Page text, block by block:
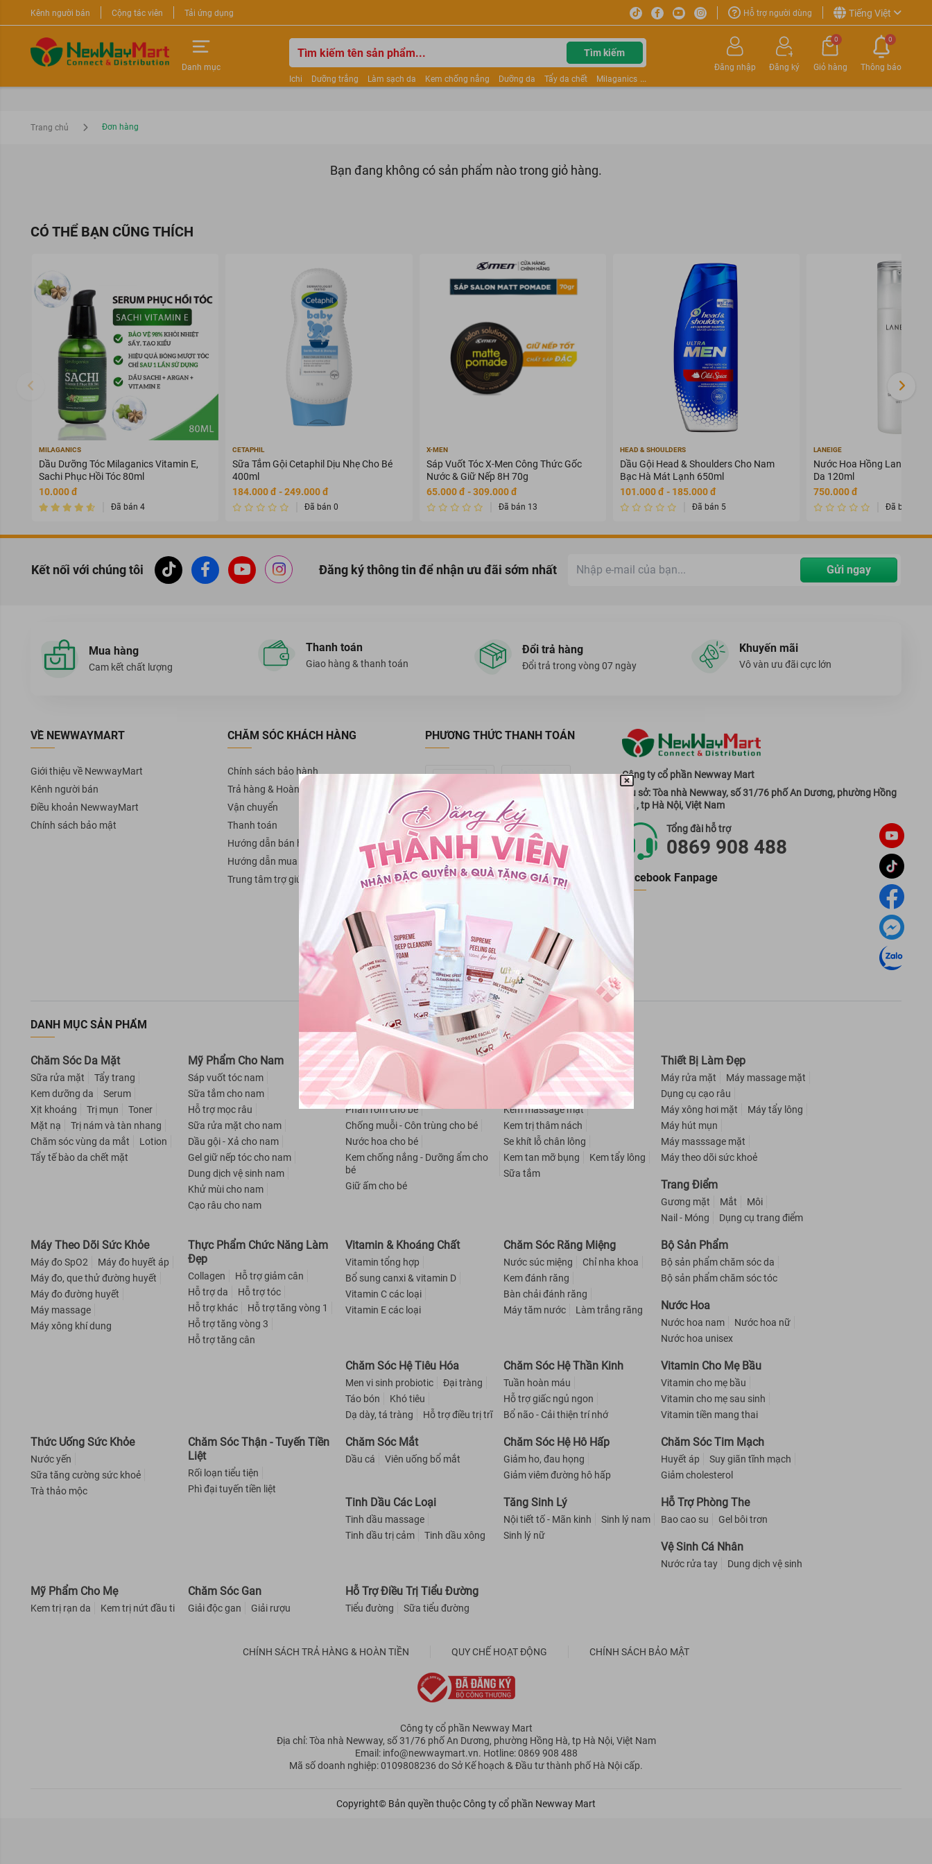
Kênh người bán Cộng tác viên Tải ứng dụng Hỗ trợ người dùng Tiếng Việt
Danh mục
Tìm kiếm
Ichi Dưỡng trắng Làm sạch da Kem chống nắng Dưỡng da Tẩy da chết
Milaganics
Đăng nhập Đăng ký
0
Giỏ hàng Thông báo
0
Trang chủ Đơn hàng
Bạn đang không có sản phẩm nào trong giỏ hàng.
CÓ THỂ BẠN CŨNG THÍCH
MILAGANICS
Dầu Dưỡng Tóc Milaganics Vitamin E,
Sachi Phục Hồi Tóc 80ml
10.000 đ
Đã bán 4
CETAPHIL
Sữa Tắm Gội Cetaphil Dịu Nhẹ Cho Bé
400ml
184.000 đ - 249.000 đ
Đã bán 0
X-MEN
Sáp Vuốt Tóc X-Men Công Thức Gốc
Nước & Giữ Nếp 8H 70g
65.000 đ - 309.000 đ
Đã bán 13
HEAD & SHOULDERS
Dầu Gội Head & Shoulders Cho Nam
Bạc Hà Mát Lạnh 650ml
101.000 đ - 185.000 đ
Đã bán 5
LANEIGE
Nước Hoa Hồng Laneige
Da 120ml
750.000 đ
Đã bán 0
Kết nối với chúng tôi Đăng ký thông tin để nhận ưu đãi sớm nhất Gửi ngay
Mua hàng
Cam kết chất lượng
Thanh toán
Giao hàng & thanh toán
Đổi trả hàng
Đổi trả trong vòng 07 ngày
Khuyến mãi
Vô vàn ưu đãi cực lớn
VỀ NEWWAYMART
Giới thiệu về NewwayMart
Kênh người bán
Điều khoản NewwayMart
Chính sách bảo mật
CHĂM SÓC KHÁCH HÀNG
Chính sách bảo hành
Trả hàng & Hoàn tiền
Vận chuyển
Thanh toán
Hướng dẫn bán hàng
Hướng dẫn mua hàng
Trung tâm trợ giúp
PHƯƠNG THỨC THANH TOÁN
PHƯƠNG THỨC VẬN CHUYỂN
Công ty cổ phần Newway Mart
Trụ sở: Tòa nhà Newway, số 31/76 phố An Dương, phường Hồng
Hà , tp Hà Nội, Việt Nam
Tổng đài hỗ trợ
0869 908 488
Facebook Fanpage
DANH MỤC SẢN PHẨM
Chăm Sóc Da Mặt
Sữa rửa mặt
Tẩy trang
Kem dưỡng da
Serum
Xịt khoáng
Trị mụn
Toner
Mặt nạ
Trị nám và tàn nhang
Chăm sóc vùng da mắt
Lotion
Tẩy tế bào da chết mặt
Mỹ Phẩm Cho Nam
Sáp vuốt tóc nam
Sữa tắm cho nam
Hỗ trợ mọc râu
Sữa rửa mặt cho nam
Dầu gội - Xả cho nam
Gel giữ nếp tóc cho nam
Dung dịch vệ sinh nam
Khử mùi cho nam
Cạo râu cho nam
Mỹ Phẩm Cho Bé
Kem trị hăm cho bé
Sữa tắm - Dầu gội cho bé
Phấn rôm cho bé
Chống muỗi - Côn trùng cho bé
Nước hoa cho bé
Kem chống nắng - Dưỡng ẩm cho
bé
Giữ ấm cho bé
Chăm Sóc Cơ Thể
Tẩy da chết
Kem dưỡng thể
Khử mùi
Kem chống nắng
Kem massage mặt
Kem trị thâm nách
Se khít lỗ chân lông
Kem tan mỡ bụng
Kem tẩy lông
Sữa tắm
Thiết Bị Làm Đẹp
Máy rửa mặt
Máy massage mặt
Dụng cụ cạo râu
Máy xông hơi mặt
Máy tẩy lông
Máy hút mụn
Máy masssage mặt
Máy theo dõi sức khoẻ
Trang Điểm
Gương mặt Mắt
Môi
Nail - Móng
Dụng cụ trang điểm
Máy Theo Dõi Sức Khỏe
Máy đo SpO2
Máy đo huyết áp
Máy đo, que thử đường huyết
Máy đo đường huyết
Máy massage
Máy xông khí dung
Thực Phẩm Chức Năng Làm
Đẹp
Collagen
Hỗ trợ giảm cân
Hỗ trợ da
Hỗ trợ tóc
Hỗ trợ khác
Hỗ trợ tăng vòng 1
Hỗ trợ tăng vòng 3
Hỗ trợ tăng cân
Vitamin & Khoáng Chất
Vitamin tổng hợp
Bổ sung canxi & vitamin D
Vitamin C các loại
Vitamin E các loại
Chăm Sóc Răng Miệng
Nước súc miệng
Chỉ nha khoa
Kem đánh răng
Bàn chải đánh răng
Máy tăm nước
Làm trắng răng
Bộ Sản Phẩm
Bộ sản phẩm chăm sóc da
Bộ sản phẩm chăm sóc tóc
Nước Hoa
Nước hoa nam
Nước hoa nữ
Nước hoa unisex
Chăm Sóc Hệ Tiêu Hóa
Men vi sinh probiotic
Đại tràng
Táo bón
Khó tiêu
Dạ dày, tá tràng
Hỗ trợ điều trị trĩ
Chăm Sóc Hệ Thần Kinh
Tuần hoàn máu
Hỗ trợ giấc ngủ ngon
Bổ não - Cải thiện trí nhớ
Vitamin Cho Mẹ Bầu
Vitamin cho mẹ bầu
Vitamin cho mẹ sau sinh
Vitamin tiền mang thai
Thức Uống Sức Khỏe
Nước yến
Sữa tăng cường sức khoẻ
Trà thảo mộc
Chăm Sóc Thận - Tuyến Tiền
Liệt
Rối loạn tiểu tiện
Phì đại tuyến tiền liệt
Chăm Sóc Mắt
Dầu cá Viên uống bổ mắt
Chăm Sóc Hệ Hô Hấp
Giảm ho, đau họng
Giảm viêm đường hô hấp
Chăm Sóc Tim Mạch
Huyết áp
Suy giãn tĩnh mạch
Giảm cholesterol
Tinh Dầu Các Loại
Tinh dầu massage
Tinh dầu trị cảm
Tinh dầu xông
Tăng Sinh Lý
Nội tiết tố - Mãn kinh
Sinh lý nam
Sinh lý nữ
Hỗ Trợ Phòng The
Bao cao su Gel bôi trơn
Vệ Sinh Cá Nhân
Nước rửa tay Dung dịch vệ sinh
Mỹ Phẩm Cho Mẹ
Kem trị rạn da Kem trị nứt đầu ti
Chăm Sóc Gan
Giải độc gan Giải rượu
Hỗ Trợ Điều Trị Tiểu Đường
Tiểu đường Sữa tiểu đường
CHÍNH SÁCH TRẢ HÀNG & HOÀN TIỀN QUY CHẾ HOẠT ĐỘNG CHÍNH SÁCH BẢO MẬT
Công ty cổ phần Newway Mart
Địa chỉ: Tòa nhà Newway, số 31/76 phố An Dương, phường Hồng Hà, tp Hà Nội, Việt Nam
Email: info@newwaymart.vn. Hotline: 0869 908 488
Mã số doanh nghiệp: 0109808236 do Sở Kế hoạch & Đầu tư thành phố Hà Nội cấp.
Copyright© Bản quyền thuộc Công ty cổ phần Newway Mart